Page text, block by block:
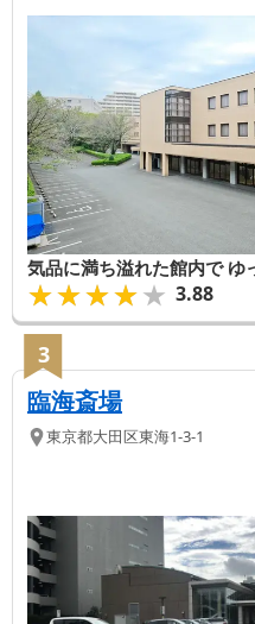
気品に満ち溢れた館内で ゆ
★★★★★
★★★★★ 3.88
3
臨海斎場
東京都大田区東海1-3-1